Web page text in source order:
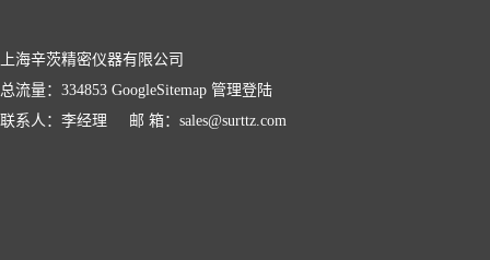
上海辛茨精密仪器有限公司
总流量：334853 GoogleSitemap 管理登陆
联系人：李经理 邮 箱：sales@surttz.com